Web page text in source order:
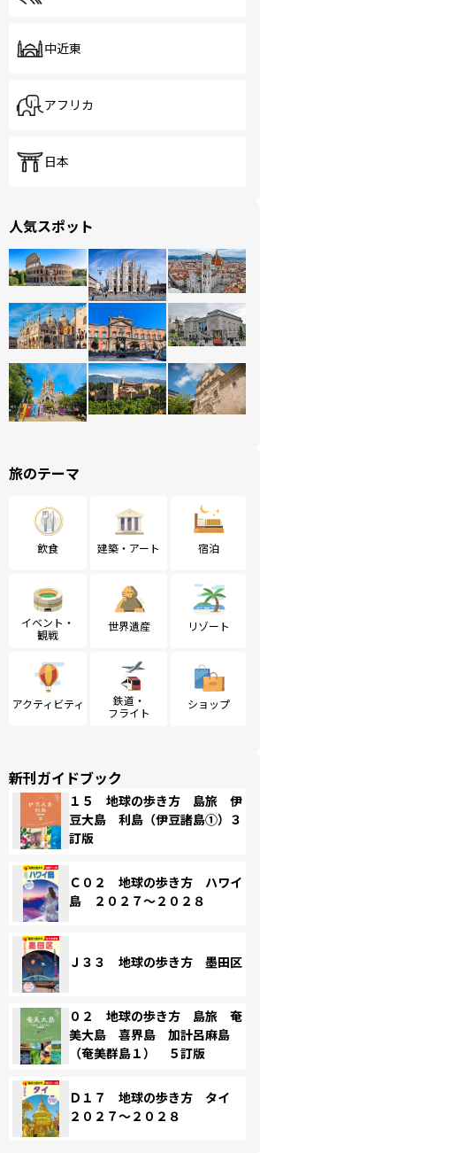
中近東
アフリカ
日本
人気スポット
旅のテーマ
飲食 建築・アート 宿泊
イベント・
観戦
世界遺産 リゾート
アクティビティ
鉄道・
フライト
ショップ
新刊ガイドブック
１５ 地球の歩き方 島旅 伊
豆大島 利島（伊豆諸島①）３
訂版
Ｃ０２ 地球の歩き方 ハワイ
島 ２０２７～２０２８
Ｊ３３ 地球の歩き方 墨田区
０２ 地球の歩き方 島旅 奄
美大島 喜界島 加計呂麻島
（奄美群島１） ５訂版
Ｄ１７ 地球の歩き方 タイ
２０２７～２０２８